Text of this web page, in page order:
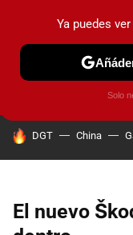
PRUEBAS
HOY SE HABLA DE
DGT China
El nuevo
Ya puedes
Solo